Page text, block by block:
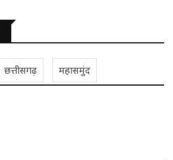
छत्तीसगढ़ महासमुंद